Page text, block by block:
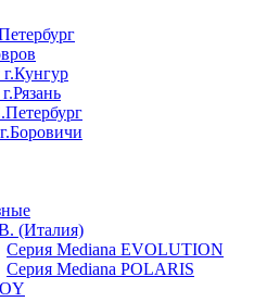
(Италия)
Серия Mediana EVOLUTION
Серия Mediana POLARIS